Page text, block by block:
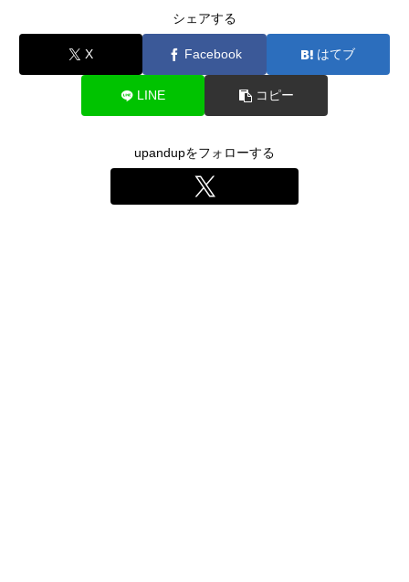
シェアする
X Facebook はてブ
LINE コピー
upandupをフォローする